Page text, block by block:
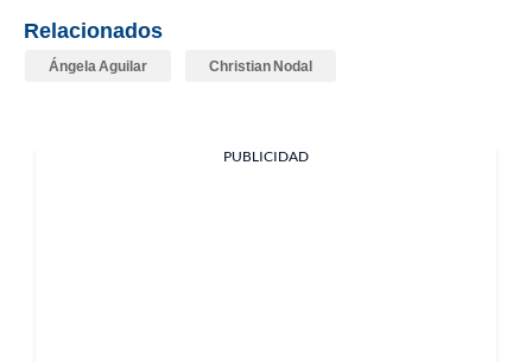
Relacionados
Ángela Aguilar Christian Nodal
PUBLICIDAD